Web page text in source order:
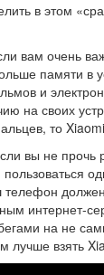
в этом
вам очень
памяти в
и
на своих
то
вы не прочь
пользоваться
интернет-
на не
лучше взять